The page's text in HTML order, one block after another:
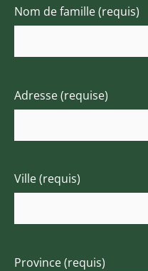
Nom de famille (requis)
Adresse (requise)
Ville (requis)
Province (requis)